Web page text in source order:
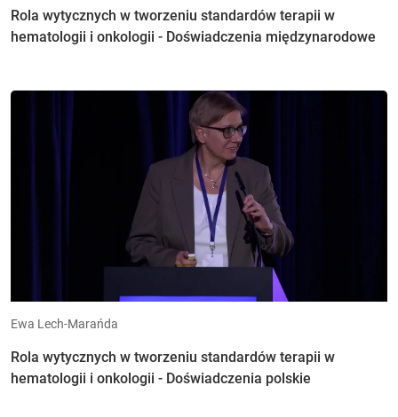
Rola wytycznych w tworzeniu standardów terapii w
hematologii i onkologii - Doświadczenia międzynarodowe
Ewa Lech-Marańda
Rola wytycznych w tworzeniu standardów terapii w
hematologii i onkologii - Doświadczenia polskie